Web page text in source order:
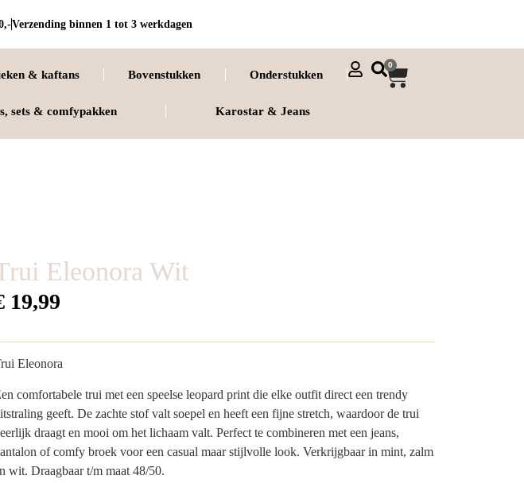
Verzending binnen 1 tot 3 werkdagen
& kaftans Bovenstukken Onderstukken
sets & comfypakken Karostar & Jeans
0
Eleonora Wit
19,99
Eleonora
comfortabele trui met een speelse leopard print die elke outfit direct een trendy
geeft. De zachte stof valt soepel en heeft een fijne stretch, waardoor de trui
draagt en mooi om het lichaam valt. Perfect te combineren met een jeans,
of comfy broek voor een casual maar stijlvolle look. Verkrijgbaar in mint, zalm
wit. Draagbaar t/m maat 48/50.